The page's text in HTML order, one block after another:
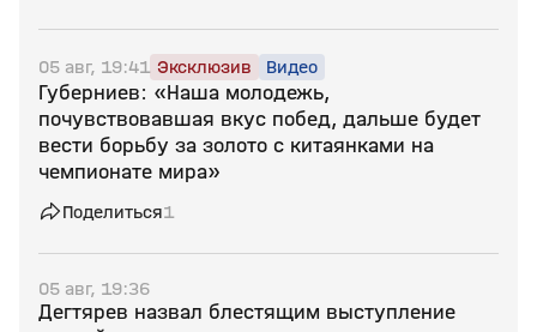
05 авг, 19:41 Эксклюзив Видео
Губерниев: «Наша молодежь,
почувствовавшая вкус побед, дальше будет
вести борьбу за золото с китаянками на
чемпионате мира»
Поделиться1
05 авг, 19:36
Дегтярев назвал блестящим выступление